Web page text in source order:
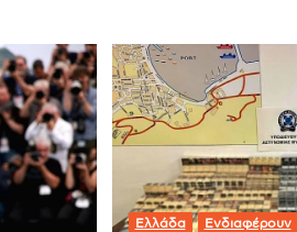
Ελλάδα Ενδιαφέρουν